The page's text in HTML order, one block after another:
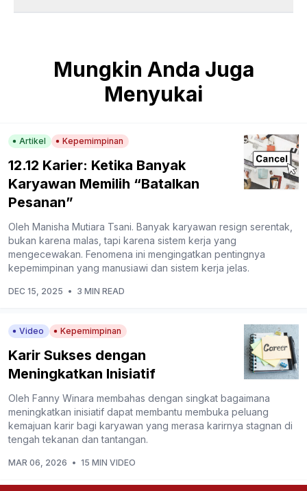
Mungkin Anda Juga
Menyukai
Artikel Kepemimpinan
12.12 Karier: Ketika Banyak
Karyawan Memilih “Batalkan
Pesanan”
Oleh Manisha Mutiara Tsani. Banyak karyawan resign serentak,
bukan karena malas, tapi karena sistem kerja yang
mengecewakan. Fenomena ini mengingatkan pentingnya
kepemimpinan yang manusiawi dan sistem kerja jelas.
DEC 15, 2025 • 3 MIN READ
Video Kepemimpinan
Karir Sukses dengan
Meningkatkan Inisiatif
Oleh Fanny Winara membahas dengan singkat bagaimana
meningkatkan inisiatif dapat membantu membuka peluang
kemajuan karir bagi karyawan yang merasa karirnya stagnan di
tengah tekanan dan tantangan.
MAR 06, 2026 • 15 MIN VIDEO